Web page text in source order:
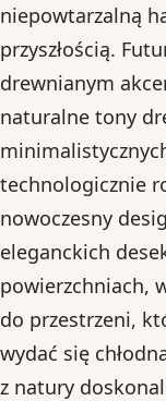
niepowtarzalną
przyszłością.
drewnianym
naturalne tony
technologicznie
nowoczesny
eleganckich
powierzchniach,
do przestrzeni,
wydać się
z natury